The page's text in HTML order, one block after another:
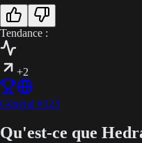
Tendance :
+2
Général #123
Qu'est-ce que